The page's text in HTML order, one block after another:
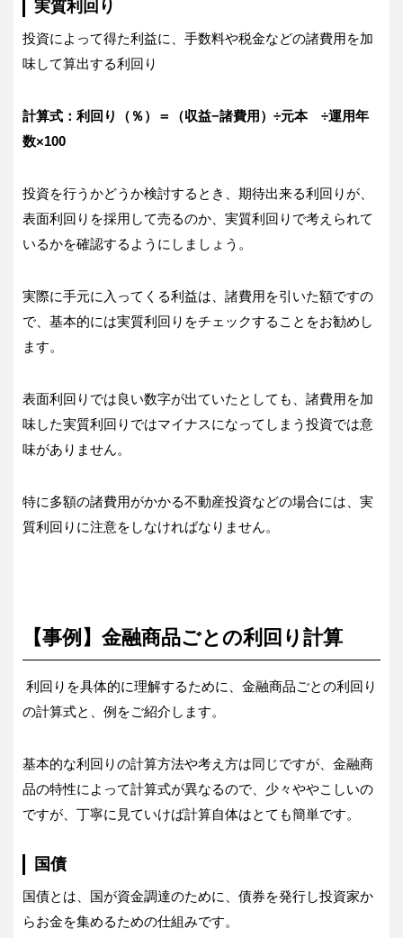
実質利回り
投資によって得た利益に、手数料や税金などの諸費用を加
味して算出する利回り
計算式：利回り（％）＝（収益−諸費用）÷元本 ÷運用年
数×100
投資を行うかどうか検討するとき、期待出来る利回りが、
表面利回りを採用して売るのか、実質利回りで考えられて
いるかを確認するようにしましょう。
実際に手元に入ってくる利益は、諸費用を引いた額ですの
で、基本的には実質利回りをチェックすることをお勧めし
ます。
表面利回りでは良い数字が出ていたとしても、諸費用を加
味した実質利回りではマイナスになってしまう投資では意
味がありません。
特に多額の諸費用がかかる不動産投資などの場合には、実
質利回りに注意をしなければなりません。
【事例】金融商品ごとの利回り計算
利回りを具体的に理解するために、金融商品ごとの利回り
の計算式と、例をご紹介します。
基本的な利回りの計算方法や考え方は同じですが、金融商
品の特性によって計算式が異なるので、少々ややこしいの
ですが、丁寧に見ていけば計算自体はとても簡単です。
国債
国債とは、国が資金調達のために、債券を発行し投資家か
らお金を集めるための仕組みです。